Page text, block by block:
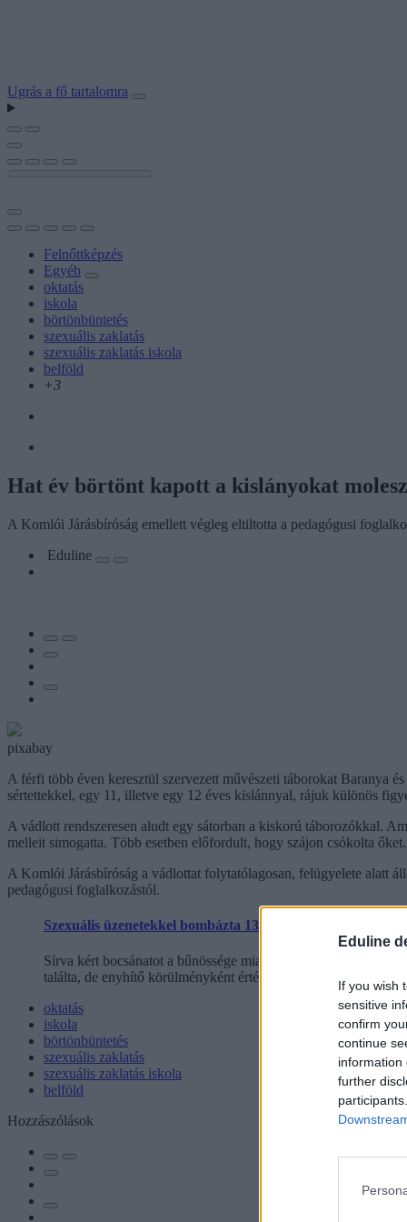
Eduline
If you wish
sensitive
confirm
continue
information
further
Ugrás a fő tartalomra
Felnőttképzés
Egyéb
oktatás
iskola
börtönbüntetés
szexuális zaklatás
szexuális zaklatás iskola
belföld
+3
Hat év börtönt kapott a kislányokat
A Komlói Járásbíróság emellett végleg eltiltotta a pedagógusi
Eduline
pixabay
A férfi több éven keresztül szervezett művészeti táborokat Baranya
sértettekkel, egy 11, illetve egy 12 éves kislánnyal, rájuk különös
A vádlott rendszeresen aludt egy sátorban a kiskorú táborozókkal.
melleit simogatta. Több esetben előfordult, hogy szájon csókolta őket.
A Komlói Járásbíróság a vádlottat folytatólagosan, felügyelete alatt
pedagógusi foglalkozástól.
Szexuális üzenetekkel bombázta 13 éves diákját a
Sírva kért bocsánatot a bűnössége miatt a Pesti Központi
találta, de enyhítő körülményként értékelte, hogy két kiskorú
oktatás
iskola
börtönbüntetés
szexuális zaklatás
szexuális zaklatás iskola
belföld
Hozzászólások